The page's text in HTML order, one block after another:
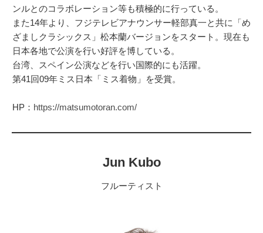
ンルとのコラボレーション等も積極的に行っている。
また14年より、フジテレビアナウンサー軽部真一と共に「め
ざましクラシックス」松本蘭バージョンをスタート。現在も
日本各地で公演を行い好評を博している。
台湾、スペイン公演などを行い国際的にも活躍。
第41回09年ミス日本「ミス着物」を受賞。
HP： https://matsumotoran.com/
Jun Kubo
フルーティスト